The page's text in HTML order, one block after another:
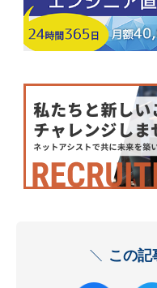
この記